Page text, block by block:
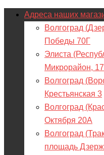
Адреса наших
Волгоград
Победы 70Г
Элиста
Микрорайон,
Волгоград
Крестьянская 3
Волгоград
Октября 20А
Волгоград
площадь